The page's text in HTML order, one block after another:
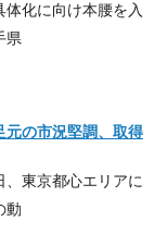
化に向け本腰を入
県
の市況堅調、取得
東京都心エリアに
動